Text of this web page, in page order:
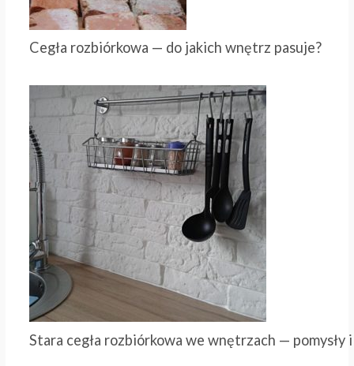
Cegła rozbiórkowa — do jakich wnętrz pasuje?
Stara cegła rozbiórkowa we wnętrzach — pomysły